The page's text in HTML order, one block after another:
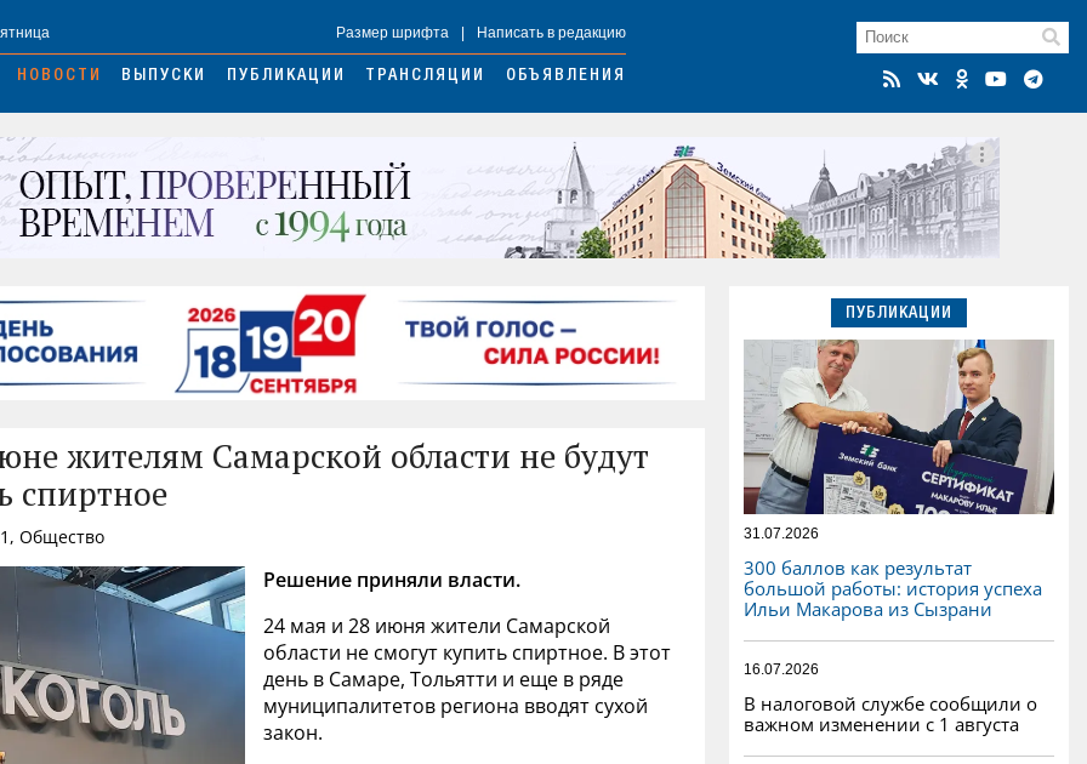
Размер шрифта Написать в редакцию
НОВОСТИ ВЫПУСКИ ПУБЛИКАЦИИ ТРАНСЛЯЦИИ ОБЪЯВЛЕНИЯ
жителям Самарской области не будут
спиртное
Общество
Решение приняли власти.
24 мая и 28 июня жители Самарской
области не смогут купить спиртное. В этот
день в Самаре, Тольятти и еще в ряде
муниципалитетов региона вводят сухой
закон.
ПУБЛИКАЦИИ
31.07.2026
300 баллов как результат
большой работы: история успеха
Ильи Макарова из Сызрани
16.07.2026
В налоговой службе сообщили о
важном изменении с 1 августа